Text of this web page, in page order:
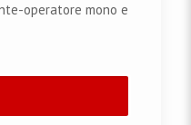
operatore mono e